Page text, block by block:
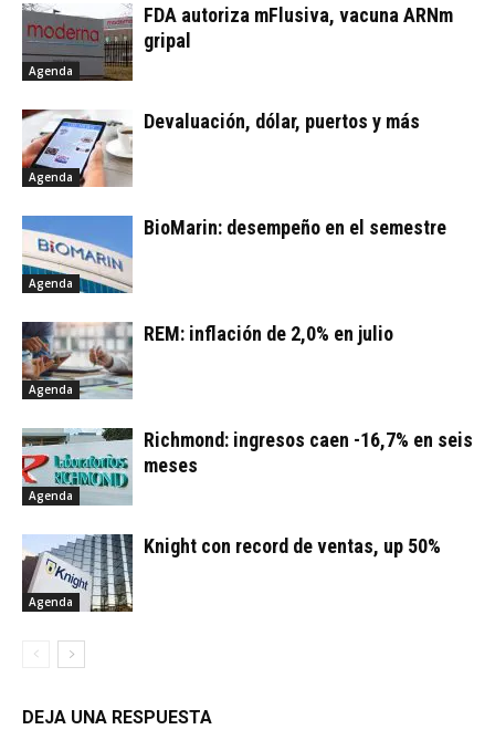
Agenda
FDA autoriza mFlusiva, vacuna ARNm
gripal
Agenda
Devaluación, dólar, puertos y más
Agenda
BioMarin: desempeño en el semestre
Agenda
REM: inflación de 2,0% en julio
Agenda
Richmond: ingresos caen -16,7% en seis
meses
Agenda
Knight con record de ventas, up 50%
DEJA UNA RESPUESTA